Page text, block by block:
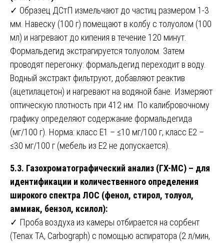
✓ Образец ДСтП измельчают до частиц размером 1-3
мм. Навеску (100 г) помещают в колбу с толуолом (100
мл) и нагревают до кипения в течение 120 минут.
Формальдегид экстрагируется толуолом. Затем
проводят перегонку: формальдегид переходит в воду.
Водный экстракт фильтруют, добавляют реактив
(ацетилацетон) и нагревают на водяной бане. Измеряют
оптическую плотность при 412 нм. По калибровочному
графику определяют содержание формальдегида
(мг/100 г). Норма: класс E1 – ≤10 мг/100 г, класс E2 –
≤30 мг/100 г (мебель из E2 не допускается).
5.3. Газохроматографический анализ (ГХ-МС) – для
идентификации и количественного определения
широкого спектра ЛОС (фенол, стирол, толуол,
аммиак, бензол, ксилол):
✓ Проба воздуха из камеры отбирается на сорбент
(Tenax TA, Carbograph) с помощью аспиратора (2 л/мин,